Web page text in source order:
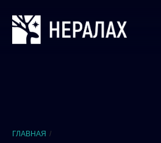
ГЛАВНАЯ /